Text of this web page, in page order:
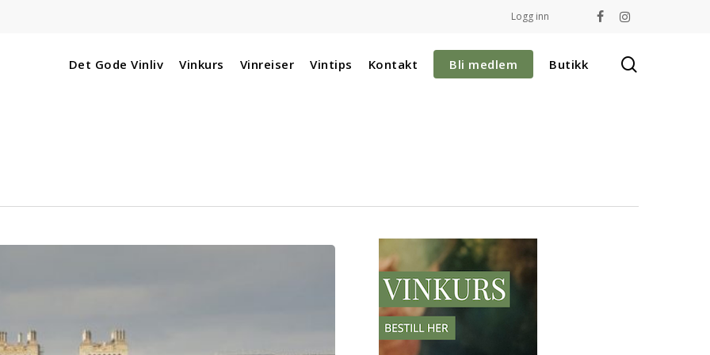
facebookinstagram
Logg inn
Det Gode Vinliv Vinkurs Vinreiser Vintips Kontakt Bli medlem Butikk